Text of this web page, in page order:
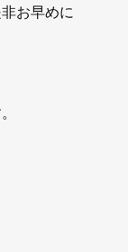
お早めに